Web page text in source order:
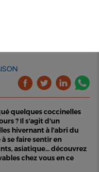
quelques coccinelles
? Il s'agit d'un
hivernant à l'abri du
se faire sentir en
asiatique... découvrez
chez vous en ce